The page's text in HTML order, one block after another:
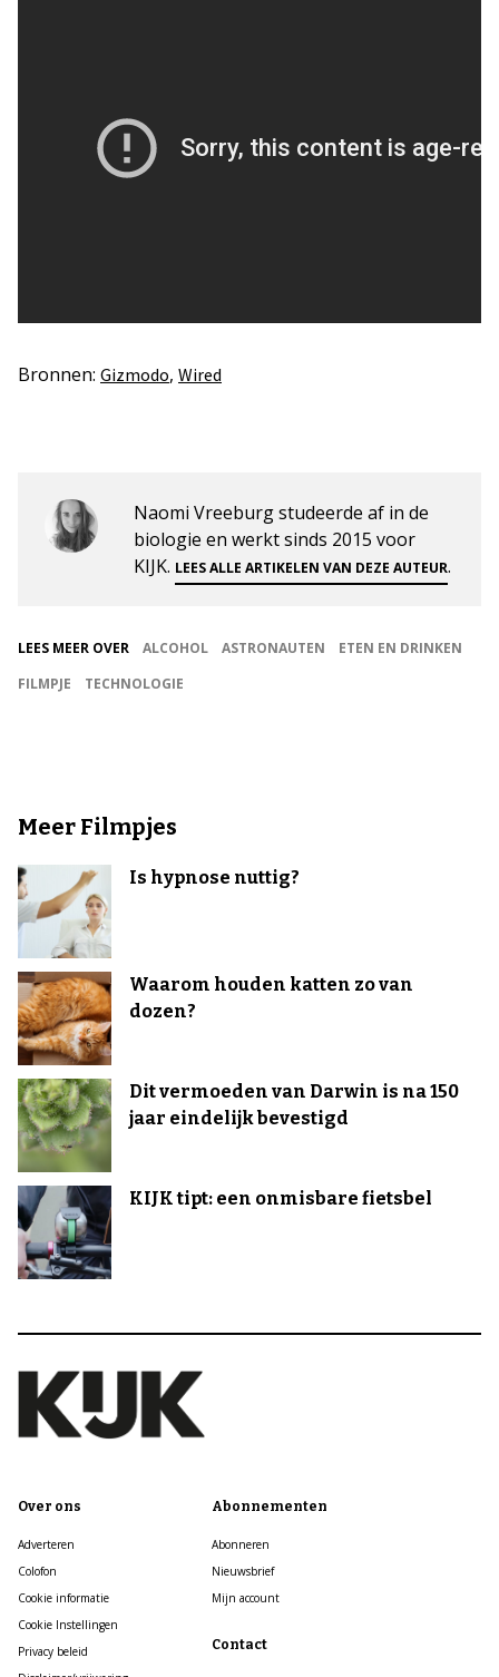
Bronnen: Gizmodo, Wired
Naomi Vreeburg studeerde af in de
biologie en werkt sinds 2015 voor
KIJK. LEES ALLE ARTIKELEN VAN DEZE AUTEUR.
LEES MEER OVER ALCOHOL ASTRONAUTEN
ETEN EN DRINKEN
FILMPJE
TECHNOLOGIE
Meer Filmpjes
Is hypnose nuttig?
Waarom houden katten zo van
dozen?
Dit vermoeden van Darwin is na 150
jaar eindelijk bevestigd
KIJK tipt: een onmisbare fietsbel
Over ons
Adverteren
Colofon
Cookie informatie
Cookie Instellingen
Privacy beleid
Abonnementen
Abonneren
Nieuwsbrief
Mijn account
Contact